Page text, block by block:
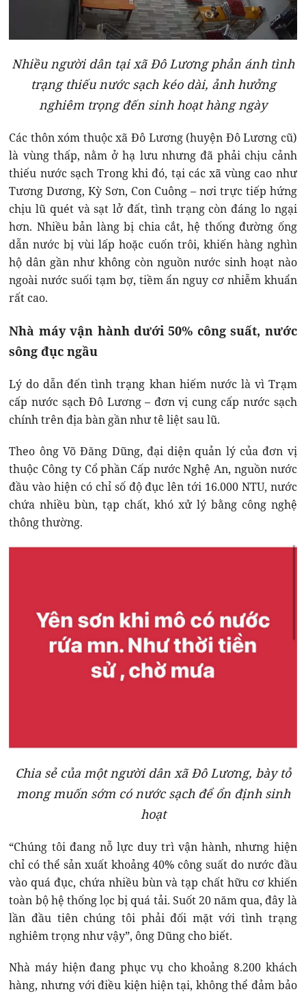
Nhiều người dân tại xã Đô Lương phản ánh tình
trạng thiếu nước sạch kéo dài, ảnh hưởng
nghiêm trọng đến sinh hoạt hàng ngày
Các thôn xóm thuộc xã Đô Lương (huyện Đô Lương cũ)
là vùng thấp, nằm ở hạ lưu nhưng đã phải chịu cảnh
thiếu nước sạch Trong khi đó, tại các xã vùng cao như
Tương Dương, Kỳ Sơn, Con Cuông – nơi trực tiếp hứng
chịu lũ quét và sạt lở đất, tình trạng còn đáng lo ngại
hơn. Nhiều bản làng bị chia cắt, hệ thống đường ống
dẫn nước bị vùi lấp hoặc cuốn trôi, khiến hàng nghìn
hộ dân gần như không còn nguồn nước sinh hoạt nào
ngoài nước suối tạm bợ, tiềm ẩn nguy cơ nhiễm khuẩn
rất cao.
Nhà máy vận hành dưới 50% công suất, nước
sông đục ngầu
Lý do dẫn đến tình trạng khan hiếm nước là vì Trạm
cấp nước sạch Đô Lương – đơn vị cung cấp nước sạch
chính trên địa bàn gần như tê liệt sau lũ.
Theo ông Võ Đăng Dũng, đại diện quản lý của đơn vị
thuộc Công ty Cổ phần Cấp nước Nghệ An, nguồn nước
đầu vào hiện có chỉ số độ đục lên tới 16.000 NTU, nước
chứa nhiều bùn, tạp chất, khó xử lý bằng công nghệ
thông thường.
Chia sẻ của một người dân xã Đô Lương, bày tỏ
mong muốn sớm có nước sạch để ổn định sinh
hoạt
“Chúng tôi đang nỗ lực duy trì vận hành, nhưng hiện
chỉ có thể sản xuất khoảng 40% công suất do nước đầu
vào quá đục, chứa nhiều bùn và tạp chất hữu cơ khiến
toàn bộ hệ thống lọc bị quá tải. Suốt 20 năm qua, đây là
lần đầu tiên chúng tôi phải đối mặt với tình trạng
nghiêm trọng như vậy”, ông Dũng cho biết.
Nhà máy hiện đang phục vụ cho khoảng 8.200 khách
hàng, nhưng với điều kiện hiện tại, không thể đảm bảo